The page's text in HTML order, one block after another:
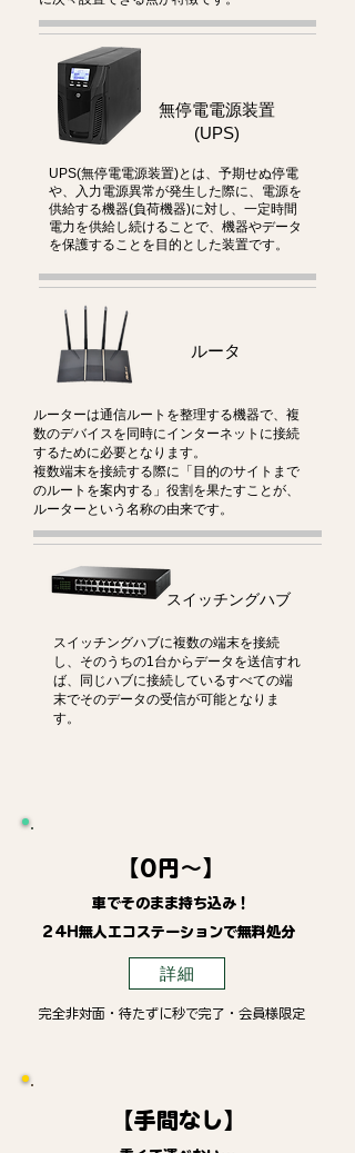
無停電電源装置
(UPS)
UPS(無停電電源装置)とは、予期せぬ停電
や、入力電源異常が発生した際に、電源を
供給する機器(負荷機器)に対し、一定時間
電力を供給し続けることで、機器やデータ
を保護することを目的とした装置です。
ルータ
ルーターは通信ルートを整理する機器で、複
数のデバイスを同時にインターネットに接続
するために必要となります。
複数端末を接続する際に「目的のサイトまで
のルートを案内する」役割を果たすことが、
ルーターという名称の由来です。
スイッチングハブ
スイッチングハブに複数の端末を接続
し、そのうちの1台からデータを送信すれ
ば、同じハブに接続しているすべての端
末でそのデータの受信が可能となりま
す。
【0円～】
車でそのまま持ち込み！
24H無人エコステーションで無料処分
詳細
完全非対面・待たずに秒で完了・会員様限定
【手間なし】